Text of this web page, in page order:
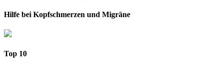
Hilfe bei Kopfschmerzen und Migräne
Top 10